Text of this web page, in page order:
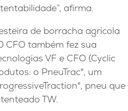
afirma.
de borracha agrícola
CFO também fez sua
VF e CFO (Cyclic
o PneuTrac®, um
pneu que
TW.